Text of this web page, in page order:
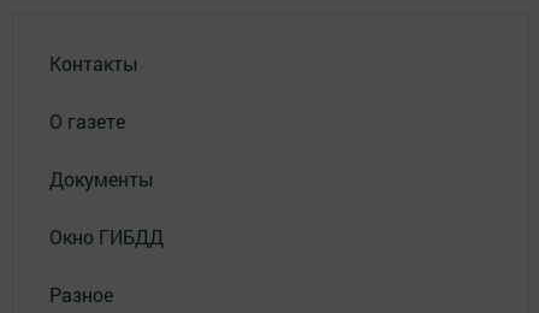
Контакты
О газете
Документы
Окно ГИБДД
Разное